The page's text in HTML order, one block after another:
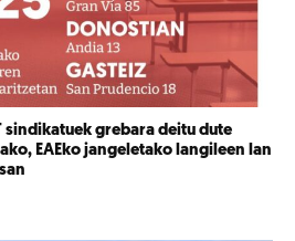
sindikatuek grebara deitu dute
EAEko jangeletako langileen lan